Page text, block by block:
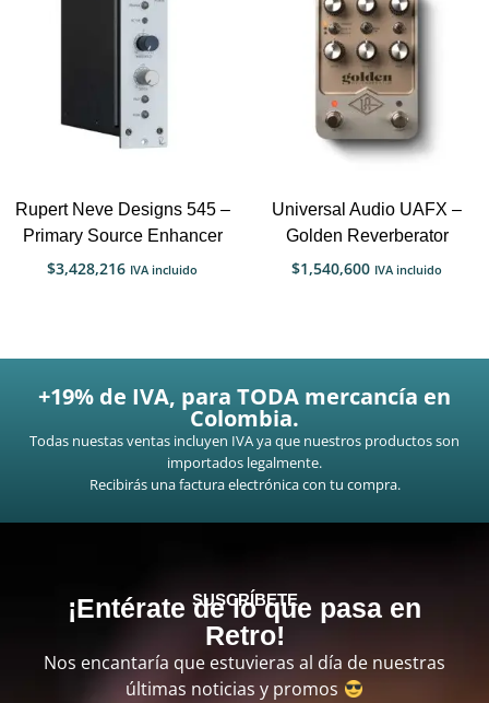
Rupert Neve Designs 545 –
Primary Source Enhancer
$3,428,216 IVA incluido
Universal Audio UAFX –
Golden Reverberator
$1,540,600 IVA incluido
+19% de IVA, para TODA mercancía en
Colombia.
Todas nuestas ventas incluyen IVA ya que nuestros productos son
importados legalmente.
Recibirás una factura electrónica con tu compra.
SUSCRÍBETE
¡Entérate de lo que pasa en
Retro!
Nos encantaría que estuvieras al día de nuestras
últimas noticias y promos